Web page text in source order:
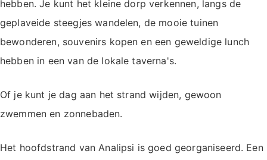
hebben. Je kunt het kleine dorp verkennen, langs de
geplaveide steegjes wandelen, de mooie tuinen
bewonderen, souvenirs kopen en een geweldige lunch
hebben in een van de lokale taverna's.
Of je kunt je dag aan het strand wijden, gewoon
zwemmen en zonnebaden.
Het hoofdstrand van Analipsi is goed georganiseerd. Een